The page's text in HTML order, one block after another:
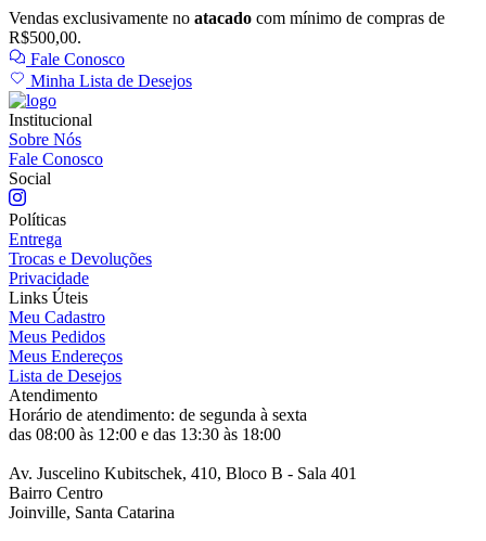
Vendas exclusivamente no atacado com mínimo de compras de
R$500,00.
Fale Conosco
Minha Lista de Desejos
Institucional
Sobre Nós
Fale Conosco
Social
Políticas
Entrega
Trocas e Devoluções
Privacidade
Links Úteis
Meu Cadastro
Meus Pedidos
Meus Endereços
Lista de Desejos
Atendimento
Horário de atendimento: de segunda à sexta
das 08:00 às 12:00 e das 13:30 às 18:00
Av. Juscelino Kubitschek, 410, Bloco B - Sala 401
Bairro Centro
Joinville, Santa Catarina